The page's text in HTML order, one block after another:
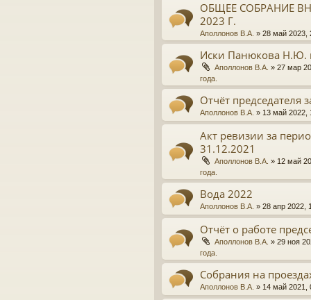
ОБЩЕЕ СОБРАНИЕ
2023 Г.
Аполлонов В.А. » 28 май 2023,
Иски Панюкова Н.Ю.
Аполлонов В.А. » 27 мар
года.
Отчёт председателя
Аполлонов В.А. » 13 май 2022,
Акт ревизии за
31.12.2021
Аполлонов В.А. » 12 май
года.
Вода 2022
Аполлонов В.А. » 28 апр 2022,
Отчёт о работе
Аполлонов В.А. » 29 ноя
года.
Собрания на
Аполлонов В.А. » 14 май 2021,